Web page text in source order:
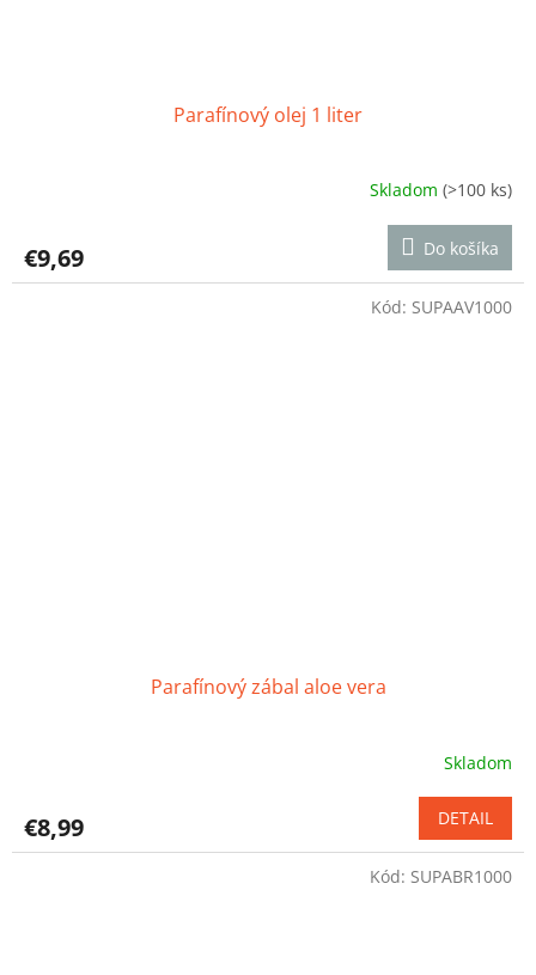
Parafínový olej 1 liter
je
4,5
Skladom(>100 ks)
€9,69 Do košíka
Parafínový zábal aloe vera
je
5,0
Skladom
€8,99 DETAIL
Kód: SUPAAV1000
Kód: SUPABR1000